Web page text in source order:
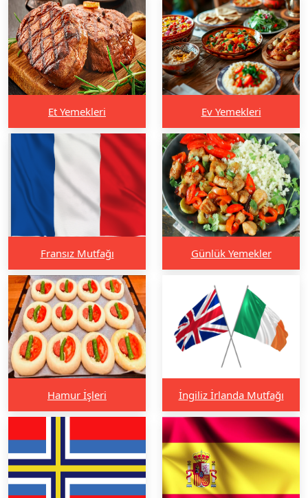
Et Yemekleri Ev Yemekleri
Fransız Mutfağı Günlük Yemekler
Hamur İşleri İngiliz İrlanda Mutfağı